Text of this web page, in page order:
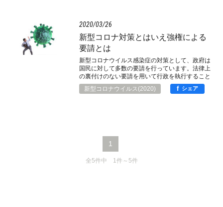
上の強制力を発生させ、人や企業の行動様式を変
更させようとします。その際、極めて有効なのは
名声や社会的評判が毀損するリスクを操作するこ
とですが、そこには民主主義に反する面がありは
しないか。
2020 03 26
新型コロナ対策とはいえ強権による
要請とは
新型コロナウイルス感染症の対策として、政府は
国民に対して多数の要請を行っています。法律上
の裏付けのない要請を用いて行政を執行すること
はあり得ないのに、今回は、事態の特殊性からし
て、例外的に許容せざるを得なくなっているので
新型コロナウイルス(2020) f シェア
1
全5件中 1件～5件